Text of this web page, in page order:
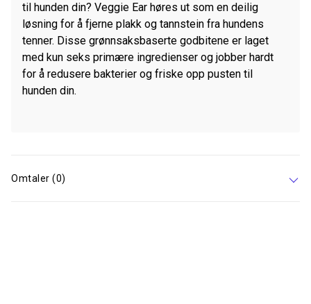
til hunden din? Veggie Ear høres ut som en deilig
løsning for å fjerne plakk og tannstein fra hundens
tenner. Disse grønnsaksbaserte godbitene er laget
med kun seks primære ingredienser og jobber hardt
for å redusere bakterier og friske opp pusten til
hunden din.
Omtaler (0)